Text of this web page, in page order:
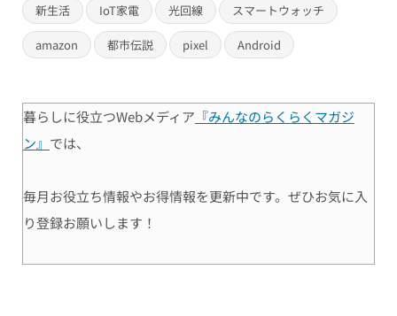
新生活 IoT家電 光回線 スマートウォッチ
amazon 都市伝説 pixel Android
暮らしに役立つWebメディア 『みんなのらくらくマガジ
ン』 では、
毎月お役立ち情報やお得情報を更新中です。ぜひお気に入
り登録お願いします！